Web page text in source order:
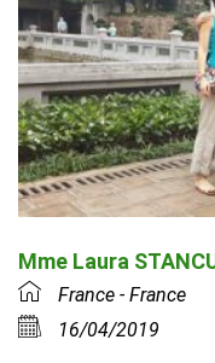
Mme Laura
France - France
16/04/2019